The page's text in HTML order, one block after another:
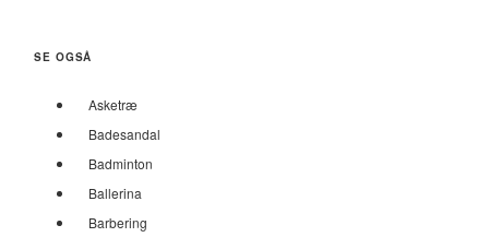
SE OGSÅ
Asketræ
Badesandal
Badminton
Ballerina
Barbering